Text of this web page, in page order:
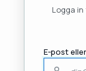
Logga
E-post